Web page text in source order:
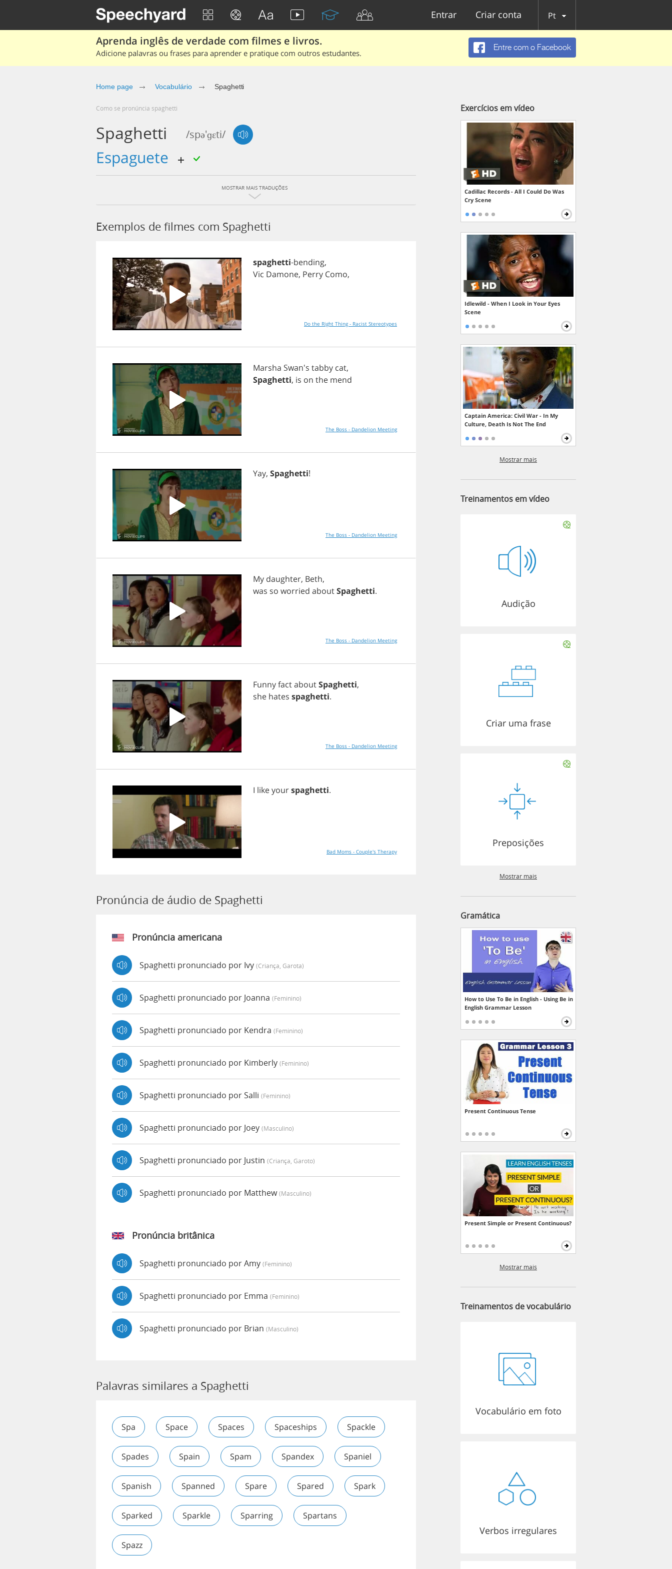
Entrar Criar conta Pt
Aprenda inglês de verdade com filmes e livros.
Adicione palavras ou frases para aprender e pratique com outros estudantes.
Entre com o Facebook
Home page Vocabulário Spaghetti
Como se pronúncia spaghetti
Spaghetti /spə'ɡɛti/
espaguete
MOSTRAR MAIS TRADUÇÕES
Exemplos de filmes com Spaghetti
spaghetti-bending,
Vic Damone, Perry Como,
Do the Right Thing - Racist Stereotypes
Marsha Swan's tabby cat,
Spaghetti, is on the mend
The Boss - Dandelion Meeting
Yay, Spaghetti!
The Boss - Dandelion Meeting
My daughter, Beth,
was so worried aboutSpaghetti.
The Boss - Dandelion Meeting
FunnyfactaboutSpaghetti,
she hates spaghetti.
The Boss - Dandelion Meeting
I likeyourspaghetti.
Bad Moms - Couple's Therapy
Pronúncia de áudio de Spaghetti
Pronúncia americana
Spaghetti pronunciado por Ivy (criança, Garota)
Spaghetti pronunciado por Joanna (feminino)
Spaghetti pronunciado por Kendra (feminino)
Spaghetti pronunciado por Kimberly (feminino)
Spaghetti pronunciado por Salli (feminino)
Spaghetti pronunciado por Joey (masculino)
Spaghetti pronunciado por Justin (criança, Garoto)
Spaghetti pronunciado por Matthew(masculino)
Pronúncia britânica
Spaghetti pronunciado por Amy (feminino)
Spaghetti pronunciado por Emma (feminino)
Spaghetti pronunciado por Brian (masculino)
Palavras similares a Spaghetti
Spa Space Spaces Spaceships Spackle
Spades Spain Spam Spandex Spaniel
Spanish Spanned Spare Spared Spark
Sparked Sparkle Sparring Spartans
Spazz
Exercícios em vídeo
Cadillac Records - All I Could Do Was
Cry Scene
Idlewild - When I Look in Your Eyes
Scene
Captain America: Civil War - In My
Culture, Death Is Not The End
Mostrar mais
Treinamentos em vídeo
Audição
Criar uma frase
Preposições
Mostrar mais
Gramática
How to Use To Be in English - Using Be in
English Grammar Lesson
Present Continuous Tense
Present Simple or Present Continuous?
Mostrar mais
Treinamentos de vocabulário
Vocabulário em foto
Verbos irregulares